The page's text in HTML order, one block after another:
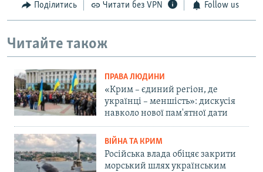
Поділитись Читати без VPN Follow us
Читайте також
ПРАВА ЛЮДИНИ
«Крим – єдиний регіон, де
українці – меншість»: дискусія
навколо нової пам'ятної дати
ВІЙНА ТА КРИМ
Російська влада обіцяє закрити
морський шлях українським